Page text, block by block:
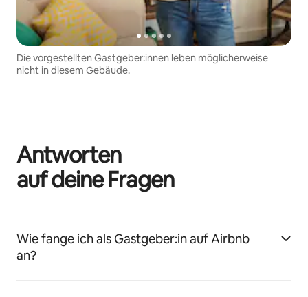
Die vorgestellten Gastgeber:innen leben möglicherweise
nicht in diesem Gebäude.
Antworten
auf deine Fragen
Wie fange ich als Gastgeber:in auf Airbnb
an?